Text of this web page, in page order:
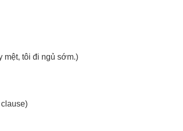
mệt, tôi đi ngủ sớm.)
clause)